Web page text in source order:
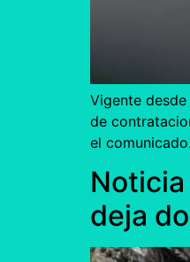
Vigente
de
el comunicado.
deja